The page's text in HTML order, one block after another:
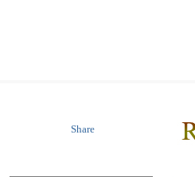
Share